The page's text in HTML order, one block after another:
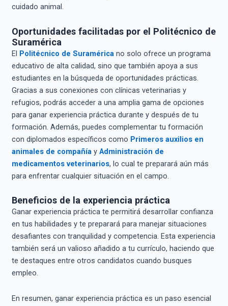
cuidado animal.
Oportunidades facilitadas por el Politécnico de
Suramérica
El Politécnico de Suraméricano solo ofrece un programa
educativo de alta calidad, sino que también apoya a sus
estudiantes en la búsqueda de oportunidades prácticas.
Gracias a sus conexiones con clínicas veterinarias y
refugios, podrás acceder a una amplia gama de opciones
para ganar experiencia práctica durante y después de tu
formación. Además, puedes complementar tu formación
con diplomados específicos como Primeros auxilios en
animales de compañíay Administración de
medicamentos veterinarios, lo cual te preparará aún más
para enfrentar cualquier situación en el campo.
Beneficios de la experiencia práctica
Ganar experiencia práctica te permitirá desarrollar confianza
en tus habilidades y te preparará para manejar situaciones
desafiantes con tranquilidad y competencia. Esta experiencia
también será un valioso añadido a tu currículo, haciendo que
te destaques entre otros candidatos cuando busques
empleo.
En resumen, ganar experiencia práctica es un paso esencial